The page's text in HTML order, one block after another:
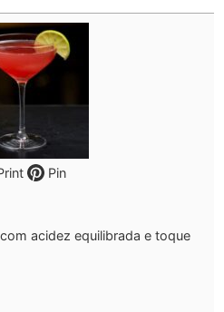
Pin
acidez equilibrada e toque